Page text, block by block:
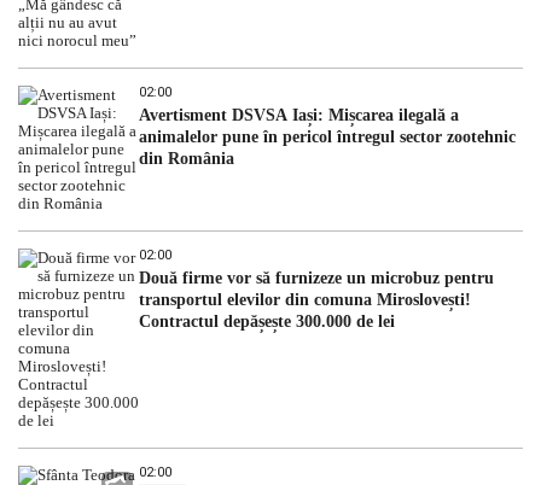
02:00
Avertisment DSVSA Iași: Mișcarea ilegală a
animalelor pune în pericol întregul sector zootehnic
din România
02:00
Două firme vor să furnizeze un microbuz pentru
transportul elevilor din comuna Miroslovești!
Contractul depășește 300.000 de lei
02:00